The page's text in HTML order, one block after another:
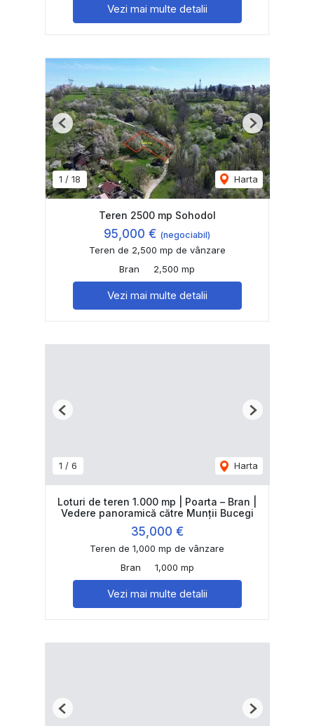
Vezi mai multe detalii
1 / 18 Harta
Previous Next
Teren 2500 mp Sohodol
95,000 € (negociabil)
Teren de 2,500 mp de vânzare
Bran
2,500 mp
Vezi mai multe detalii
1 / 6 Harta
Previous Next
Loturi de teren 1.000 mp | Poarta – Bran |
Vedere panoramică către Munții Bucegi
35,000 €
Teren de 1,000 mp de vânzare
Bran
1,000 mp
Vezi mai multe detalii
Previous Next